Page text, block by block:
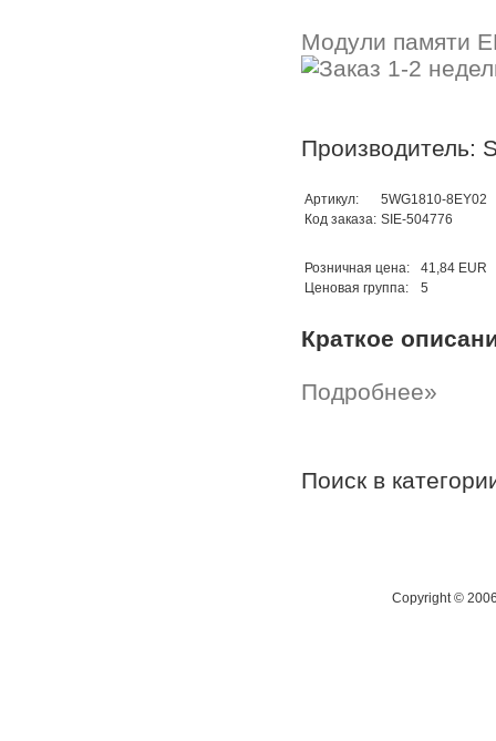
Модули памяти
Производитель:
Артикул:
5WG1810-8EY02
Код заказа: SIE-504776
Розничная цена:
41,84 EUR
Ценовая группа:
5
Краткое
Подробнее»
Поиск в
Copyright ©